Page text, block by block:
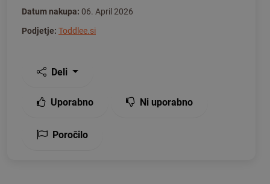
Datum nakupa: 06. April 2026
Podjetje: Toddlee.si
Deli
Uporabno Ni uporabno
Poročilo